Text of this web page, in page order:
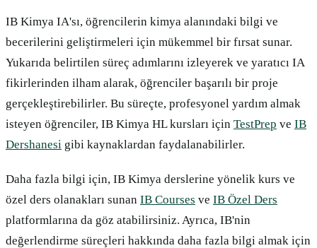
IB Kimya IA'sı, öğrencilerin kimya alanındaki bilgi ve
becerilerini geliştirmeleri için mükemmel bir fırsat sunar.
Yukarıda belirtilen süreç adımlarını izleyerek ve yaratıcı IA
fikirlerinden ilham alarak, öğrenciler başarılı bir proje
gerçekleştirebilirler. Bu süreçte, profesyonel yardım almak
isteyen öğrenciler, IB Kimya HL kursları için TestPrep ve IB
Dershanesi gibi kaynaklardan faydalanabilirler.
Daha fazla bilgi için, IB Kimya derslerine yönelik kurs ve
özel ders olanakları sunan IB Courses ve IB Özel Ders
platformlarına da göz atabilirsiniz. Ayrıca, IB'nin
değerlendirme süreçleri hakkında daha fazla bilgi almak için